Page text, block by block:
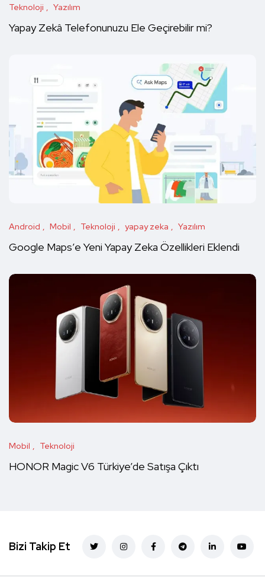
Teknoloji Yazılım
Yapay Zekâ Telefonunuzu Ele Geçirebilir mi?
Android Mobil Teknoloji yapay zeka Yazılım
Google Maps’e Yeni Yapay Zeka Özellikleri Eklendi
Mobil Teknoloji
HONOR Magic V6 Türkiye’de Satışa Çıktı
Bizi Takip Et